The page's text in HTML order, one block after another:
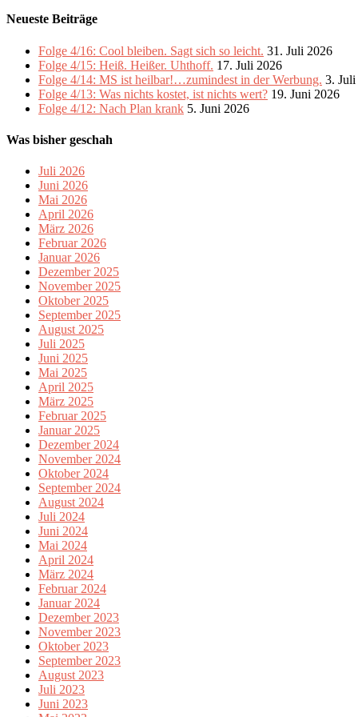
Neueste Beiträge
Folge 4/16: Cool bleiben. Sagt sich so leicht. 31. Juli 2026
Folge 4/15: Heiß. Heißer. Uhthoff. 17. Juli 2026
Folge 4/14: MS ist heilbar!…zumindest in der Werbung. 3.
Folge 4/13: Was nichts kostet, ist nichts wert? 19. Juni 2026
Folge 4/12: Nach Plan krank 5. Juni 2026
Was bisher geschah
Juli 2026
Juni 2026
Mai 2026
April 2026
März 2026
Februar 2026
Januar 2026
Dezember 2025
November 2025
Oktober 2025
September 2025
August 2025
Juli 2025
Juni 2025
Mai 2025
April 2025
März 2025
Februar 2025
Januar 2025
Dezember 2024
November 2024
Oktober 2024
September 2024
August 2024
Juli 2024
Juni 2024
Mai 2024
April 2024
März 2024
Februar 2024
Januar 2024
Dezember 2023
November 2023
Oktober 2023
September 2023
August 2023
Juli 2023
Juni 2023